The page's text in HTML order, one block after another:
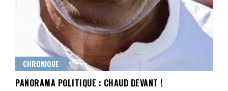
CHRONIQUE
PANORAMA POLITIQUE : CHAUD DEVANT !